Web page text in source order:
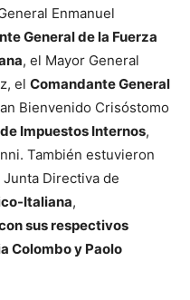
Enmanuel
General de la Fuerza
, el Mayor General
el Comandante General
Bienvenido Crisóstomo
Impuestos Internos,
También estuvieron
Directiva de
Italiana,
sus respectivos
Colombo y Paolo